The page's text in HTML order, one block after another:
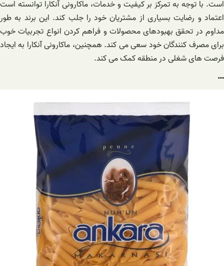
است. با توجه به تمرکز بر کیفیت و خدمات، ماکارونی آنکارا توانسته است
اعتماد و رضایت بسیاری از مشتریان خود را جلب کند. این برند به طور
مداوم در تحقق بهبودهای محصولات و فراهم کردن انواع تجربیات خوب
برای مصرف کنندگان خود سعی می کند. همچنین، ماکارونی آنکارا به ایجاد
فرصت های شغلی در منطقه کمک می کند.
…